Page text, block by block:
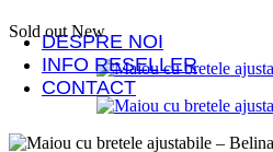
DESPRE NOI
INFO RESELLER
CONTACT
Sold out New